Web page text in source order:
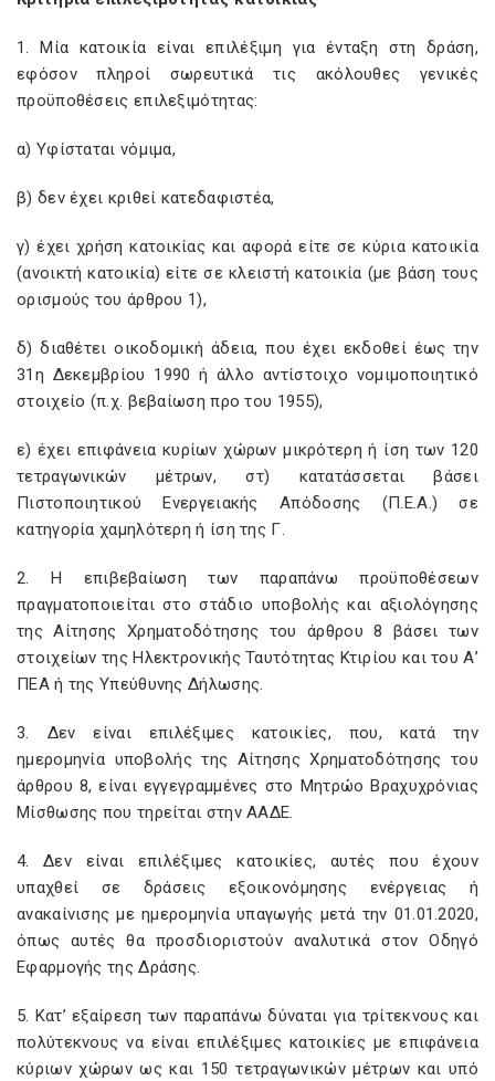
1. Μία κατοικία είναι επιλέξιμη για ένταξη στη δράση,
εφόσον πληροί σωρευτικά τις ακόλουθες γενικές
προϋποθέσεις επιλεξιμότητας:
α) Υφίσταται νόμιμα,
β) δεν έχει κριθεί κατεδαφιστέα,
γ) έχει χρήση κατοικίας και αφορά είτε σε κύρια κατοικία
(ανοικτή κατοικία) είτε σε κλειστή κατοικία (με βάση τους
ορισμούς του άρθρου 1),
δ) διαθέτει οικοδομική άδεια, που έχει εκδοθεί έως την
31η Δεκεμβρίου 1990 ή άλλο αντίστοιχο νομιμοποιητικό
στοιχείο (π.χ. βεβαίωση προ του 1955),
ε) έχει επιφάνεια κυρίων χώρων μικρότερη ή ίση των 120
τετραγωνικών μέτρων, στ) κατατάσσεται βάσει
Πιστοποιητικού Ενεργειακής Απόδοσης (Π.Ε.Α.) σε
κατηγορία χαμηλότερη ή ίση της Γ.
2. Η επιβεβαίωση των παραπάνω προϋποθέσεων
πραγματοποιείται στο στάδιο υποβολής και αξιολόγησης
της Αίτησης Χρηματοδότησης του άρθρου 8 βάσει των
στοιχείων της Ηλεκτρονικής Ταυτότητας Κτιρίου και του Α’
ΠΕΑ ή της Υπεύθυνης Δήλωσης.
3. Δεν είναι επιλέξιμες κατοικίες, που, κατά την
ημερομηνία υποβολής της Αίτησης Χρηματοδότησης του
άρθρου 8, είναι εγγεγραμμένες στο Μητρώο Βραχυχρόνιας
Μίσθωσης που τηρείται στην ΑΑΔΕ.
4. Δεν είναι επιλέξιμες κατοικίες, αυτές που έχουν
υπαχθεί σε δράσεις εξοικονόμησης ενέργειας ή
ανακαίνισης με ημερομηνία υπαγωγής μετά την 01.01.2020,
όπως αυτές θα προσδιοριστούν αναλυτικά στον Οδηγό
Εφαρμογής της Δράσης.
5. Κατ’ εξαίρεση των παραπάνω δύναται για τρίτεκνους και
πολύτεκνους να είναι επιλέξιμες κατοικίες με επιφάνεια
κύριων χώρων ως και 150 τετραγωνικών μέτρων και υπό